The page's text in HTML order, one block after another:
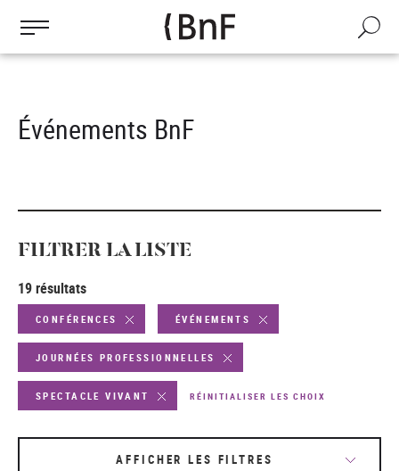
contenu
Recherche
Événements BnF
FILTRER LA LISTE
19 résultats
CONFÉRENCES ÉVÉNEMENTS
JOURNÉES PROFESSIONNELLES
SPECTACLE VIVANT RÉINITIALISER LES CHOIX
AFFICHER LES FILTRES